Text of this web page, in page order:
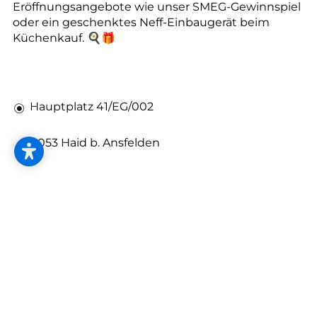
--
Eröffnungsangebote wie unser SMEG-Gewinnspiel
oder ein geschenktes Neff-Einbaugerät beim
Küchenkauf. 🍳🎁
Hauptplatz 41/EG/002
4053 Haid b. Ansfelden